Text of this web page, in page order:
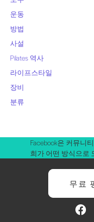
운동
방법
사설
Pilates 역사
라이프스타일
장비
분류
Facebook은 커뮤니
희가 어떤 방식으로
무료